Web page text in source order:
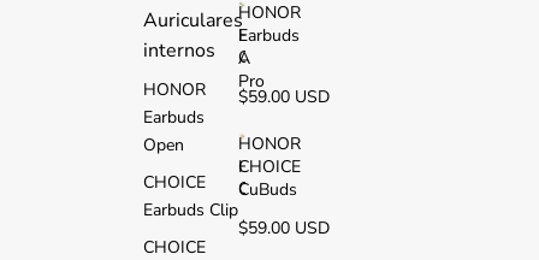
Auriculares
internos
HONOR
Earbuds
Open
CHOICE
Earbuds Clip
CHOICE
HONOR
Earbuds
A
Pro
H
O
N
O
E
a
r
b
u
$59.00 USD
HONOR
CHOICE
CuBuds
H
O
N
O
$59.00 USD